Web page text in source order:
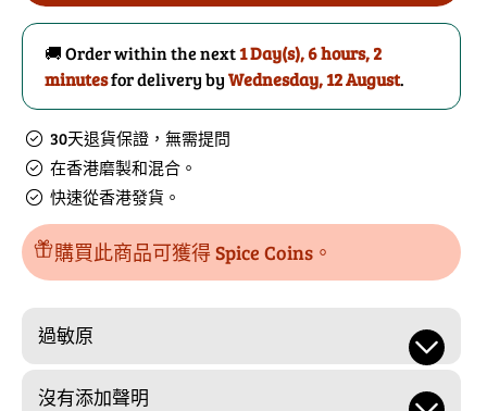
（開
心
果）
免
費
樣
品
的
數
量
（開
心
果）
免
數
量
🚚 Order within the next1 Day(s),6 hours, 2
minutesfor delivery byWednesday, 12 August.
30天退貨保證，無需提問
在香港磨製和混合。
快速從香港發貨。
購買此商品可獲得 Spice Coins。
過敏原
沒有添加聲明